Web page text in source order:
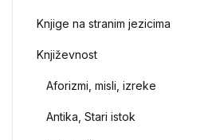
Knjige na stranim jezicima
Književnost
Aforizmi, misli, izreke
Antika, Stari istok